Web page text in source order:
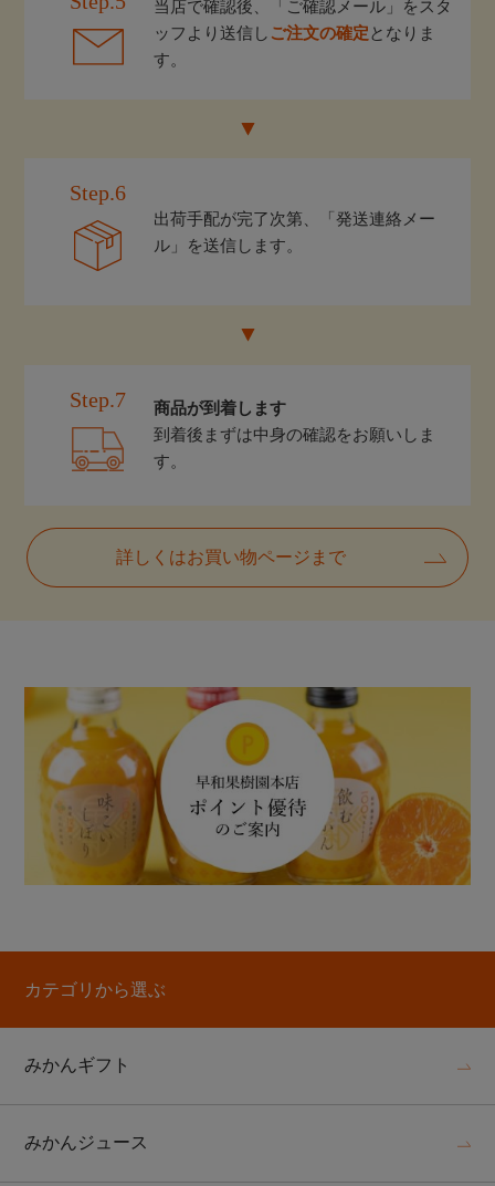
当店で確認後、「ご確認メール」をスタ
ッフより送信し ご注文の確定となりま
す。
Step.6
出荷手配が完了次第、「発送連絡メー
ル」を送信します。
Step.7
商品が到着します
到着後まずは中身の確認をお願いしま
す。
詳しくはお買い物ページまで
カテゴリから選ぶ
みかんギフト
みかんジュース